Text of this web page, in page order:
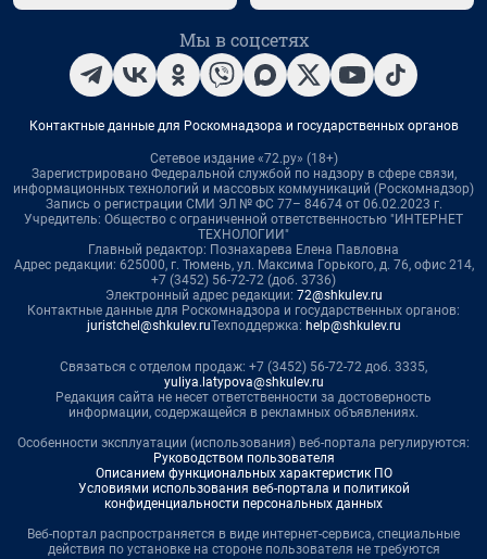
Мы в соцсетях
Контактные данные для Роскомнадзора и государственных органов
Сетевое издание «72.ру» (18+)
Зарегистрировано Федеральной службой по надзору в сфере связи,
информационных технологий и массовых коммуникаций (Роскомнадзор)
Запись о регистрации СМИ ЭЛ № ФС 77– 84674 от 06.02.2023 г.
Учредитель: Общество с ограниченной ответственностью "ИНТЕРНЕТ
ТЕХНОЛОГИИ"
Главный редактор: Познахарева Елена Павловна
Адрес редакции: 625000, г. Тюмень, ул. Максима Горького, д. 76, офис 214,
+7 (3452) 56-72-72 (доб. 3736)
Электронный адрес редакции: 72@shkulev.ru
Контактные данные для Роскомнадзора и государственных органов:
juristchel@shkulev.ruТехподдержка: help@shkulev.ru
Связаться с отделом продаж: +7 (3452) 56-72-72 доб. 3335,
yuliya.latypova@shkulev.ru
Редакция сайта не несет ответственности за достоверность
информации, содержащейся в рекламных объявлениях.
Особенности эксплуатации (использования) веб-портала регулируются:
Руководством пользователя
Описанием функциональных характеристик ПО
Условиями использования веб-портала и политикой
конфиденциальности персональных данных
Веб-портал распространяется в виде интернет-сервиса, специальные
действия по установке на стороне пользователя не требуются